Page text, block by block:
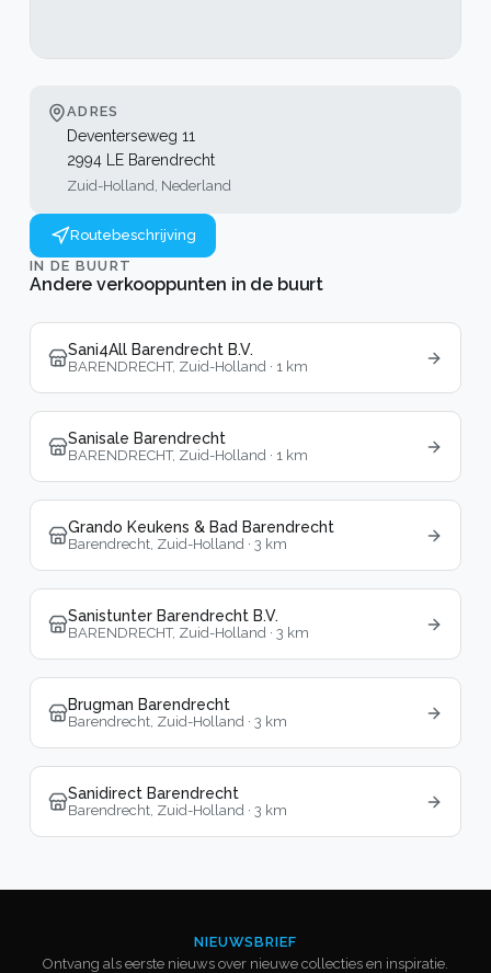
ADRES
Deventerseweg 11
2994 LE Barendrecht
Zuid-Holland, Nederland
Routebeschrijving
IN DE BUURT
Andere verkooppunten in de buurt
Sani4All Barendrecht B.V.
BARENDRECHT, Zuid-Holland · 1 km
Sanisale Barendrecht
BARENDRECHT, Zuid-Holland · 1 km
Grando Keukens & Bad Barendrecht
Barendrecht, Zuid-Holland ·3 km
Sanistunter Barendrecht B.V.
BARENDRECHT, Zuid-Holland ·3 km
Brugman Barendrecht
Barendrecht, Zuid-Holland ·3 km
Sanidirect Barendrecht
Barendrecht, Zuid-Holland ·3 km
NIEUWSBRIEF
Ontvang als eerste nieuws over nieuwe collecties en inspiratie.